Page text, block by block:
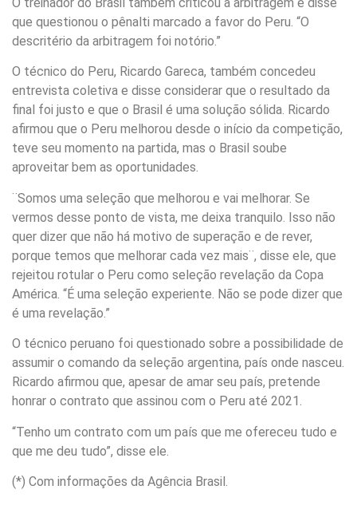
que questionou o pênalti marcado a favor do Peru. “O
descritério da arbitragem foi notório.”
O técnico do Peru, Ricardo Gareca, também concedeu
entrevista coletiva e disse considerar que o resultado da
final foi justo e que o Brasil é uma solução sólida. Ricardo
afirmou que o Peru melhorou desde o início da competição,
teve seu momento na partida, mas o Brasil soube
aproveitar bem as oportunidades.
¨Somos uma seleção que melhorou e vai melhorar. Se
vermos desse ponto de vista, me deixa tranquilo. Isso não
quer dizer que não há motivo de superação e de rever,
porque temos que melhorar cada vez mais¨, disse ele, que
rejeitou rotular o Peru como seleção revelação da Copa
América. “É uma seleção experiente. Não se pode dizer que
é uma revelação.”
O técnico peruano foi questionado sobre a possibilidade de
assumir o comando da seleção argentina, país onde nasceu.
Ricardo afirmou que, apesar de amar seu país, pretende
honrar o contrato que assinou com o Peru até 2021.
“Tenho um contrato com um país que me ofereceu tudo e
que me deu tudo”, disse ele.
(*) Com informações da Agência Brasil.